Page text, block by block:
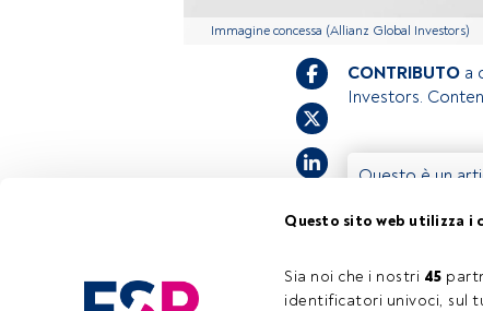
Questo sito web utilizza i
Sia noi che i nostri 45
identificatori univoci, sul
Immagine concessa (Allianz Global Investors)
CONTRIBUTO a
Investors.
Questo è un
registrarti per